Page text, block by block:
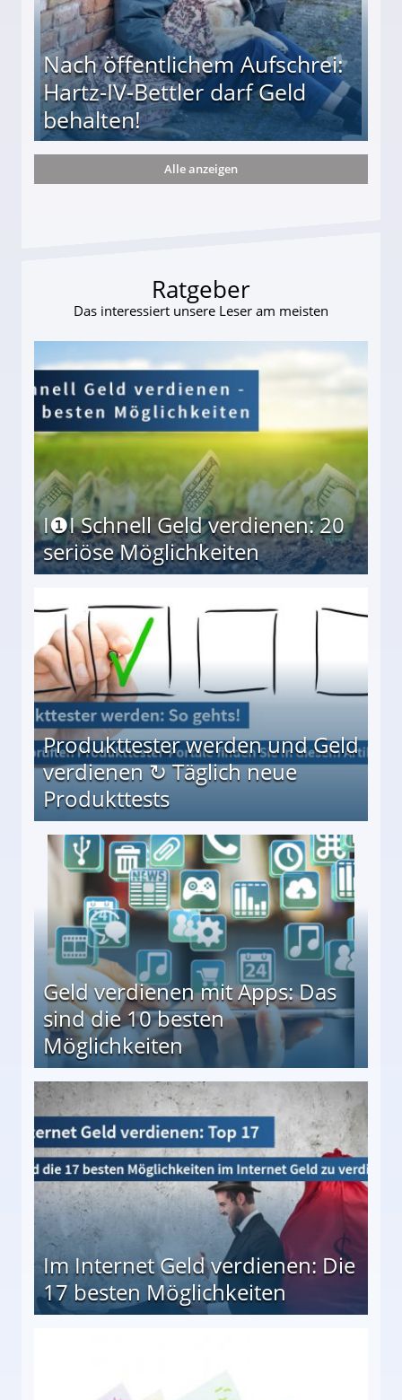
Nach öffentlichem Aufschrei:
Hartz-IV-Bettler darf Geld
behalten!
darf Geld behalten!
Alle anzeigen
Ratgeber
Das interessiert unsere Leser am meisten
I❶I Schnell Geld verdienen: 20
seriöse Möglichkeiten
Produkttester werden und Geld
verdienen ↻ Täglich neue
Produkttests
↻ Täglich neue Produkttests
Geld verdienen mit Apps: Das
sind die 10 besten
Möglichkeiten
besten Möglichkeiten
Im Internet Geld verdienen: Die
17 besten Möglichkeiten